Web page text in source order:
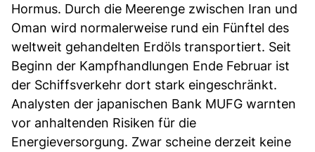
Hormus. Durch die Meerenge zwischen Iran und
Oman wird normalerweise rund ein Fünftel des
weltweit gehandelten Erdöls transportiert. Seit
Beginn der Kampfhandlungen Ende Februar ist
der Schiffsverkehr dort stark eingeschränkt.
Analysten der japanischen Bank MUFG warnten
vor anhaltenden Risiken für die
Energieversorgung. Zwar scheine derzeit keine